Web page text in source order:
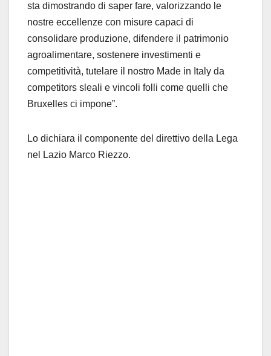
sta dimostrando di saper fare, valorizzando le
nostre eccellenze con misure capaci di
consolidare produzione, difendere il patrimonio
agroalimentare, sostenere investimenti e
competitività, tutelare il nostro Made in Italy da
competitors sleali e vincoli folli come quelli che
Bruxelles ci impone”.
Lo dichiara il componente del direttivo della Lega
nel Lazio Marco Riezzo.